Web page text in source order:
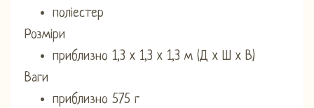
поліестер
Розміри
приблизно 1,3 x 1,3 x 1,3 м (Д x Ш x В)
Ваги
приблизно 575 г